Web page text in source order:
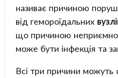
називає причиною
від гемороїдальних
що причиною
може бути інфекція та
Всі три причини можуть